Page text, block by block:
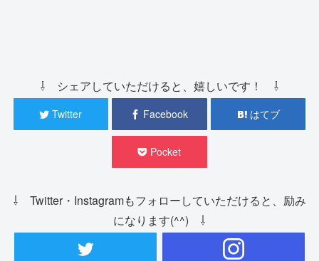
⇩ シェアしていただけると、嬉しいです！ ⇩
Twitter Facebook はてブ
Pocket
⇩ Twitter・Instagramもフォローしていただけると、励み
になります(^^) ⇩